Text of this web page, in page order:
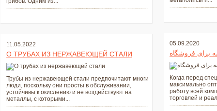
11.05.2022
О ТРУБАХ ИЗ НЕРЖАВЕЮЩЕЙ СТАЛИ
Трубы из нержавеющей стали предпочитают многие
люди, поскольку они просты в обслуживании,
устойчивы к окислению и не воздействуют на
металлы, с которыми...
05.09.2020
برای فروشگاه
Когда перед
максимально
работу всей
торговлей и